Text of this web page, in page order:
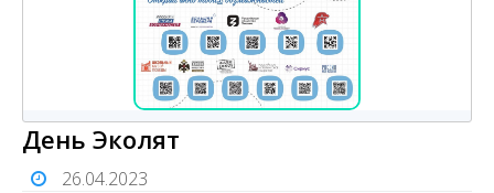
День Эколят
26.04.2023